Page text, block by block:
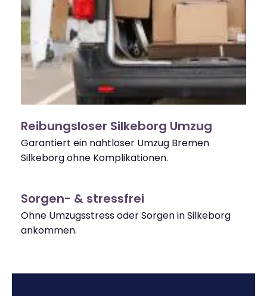
Reibungsloser Silkeborg Umzug
Garantiert ein nahtloser Umzug Bremen
Silkeborg ohne Komplikationen.
Sorgen- & stressfrei
Ohne Umzugsstress oder Sorgen in Silkeborg
ankommen.